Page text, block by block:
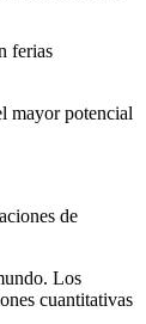
ferias
mayor potencial
de
Los
cuantitativas